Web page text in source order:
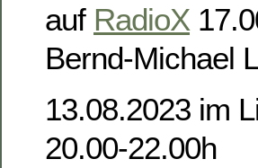
auf RadioX
Bernd-Michael
13.08.2023 im
20.00-22.00h